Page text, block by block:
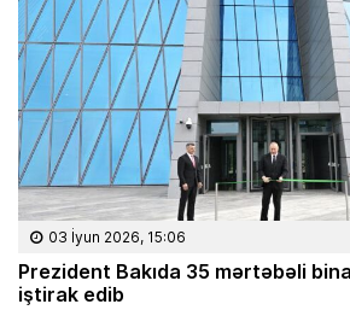
03 İyun 2026, 15:06
Prezident Bakıda 35 mərtəbəli
iştirak edib